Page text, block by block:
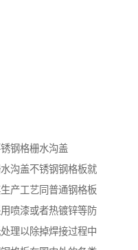
钢格栅水沟盖
沟盖不锈钢钢格板就
产工艺同普通钢格板
喷漆或者热镀锌等防
理以除掉焊接过程中